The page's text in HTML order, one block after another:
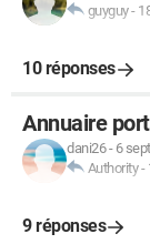
guyguy-
10 réponses
Annuaire
dani26- 6
Authority-
9 réponses